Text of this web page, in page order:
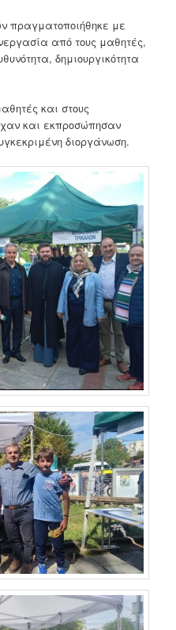
πραγματοποιήθηκε με
από τους μαθητές,
δημιουργικότητα
και στους
και εκπροσώπησαν
διοργάνωση.